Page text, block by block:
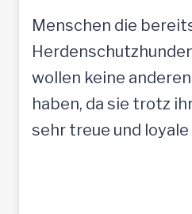
Menschen die
wollen keine
haben, da sie trotz
sehr treue und